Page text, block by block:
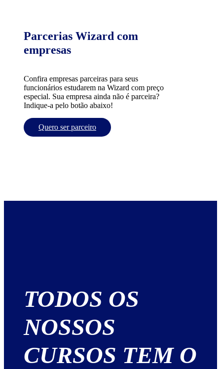
Parcerias Wizard com
empresas
Confira empresas parceiras para seus
funcionários estudarem na Wizard com preço
especial. Sua empresa ainda não é parceira?
Indique-a pelo botão abaixo!
Quero ser parceiro
TODOS OS
NOSSOS
CURSOS TEM O